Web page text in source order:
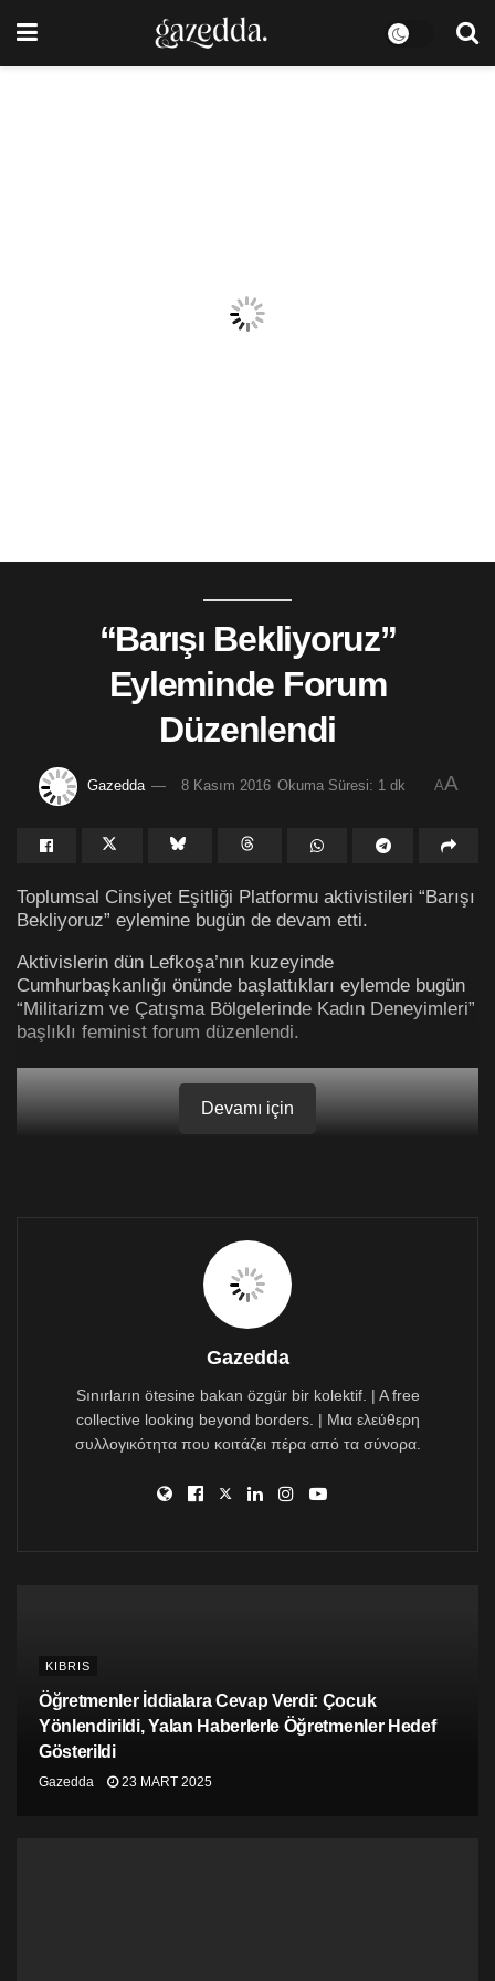
“Barışı Bekliyoruz”
Eyleminde Forum
Düzenlendi
Gazedda 8 Kasım 2016 Okuma Süresi: 1 dk AA
Toplumsal Cinsiyet Eşitliği Platformu aktivistileri “Barışı
Bekliyoruz” eylemine bugün de devam etti.
Aktivislerin dün Lefkoşa’nın kuzeyinde
Cumhurbaşkanlığı önünde başlattıkları eylemde bugün
“Militarizm ve Çatışma Bölgelerinde Kadın Deneyimleri”
başlıklı feminist forum düzenlendi.
Devamı için
Gazedda
Sınırların ötesine bakan özgür bir kolektif. | A free
collective looking beyond borders. | Μια ελεύθερη
συλλογικότητα που κοιτάζει πέρα από τα σύνορα.
KIBRIS
Öğretmenler İddialara Cevap Verdi: Çocuk
Yönlendirildi, Yalan Haberlerle Öğretmenler Hedef
Gösterildi
Gazedda 23 MART 2025